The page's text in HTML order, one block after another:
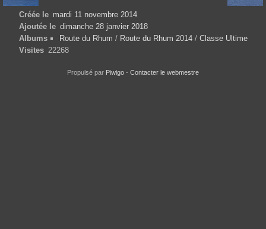
Créée le mardi 11 novembre 2014
Ajoutée le dimanche 28 janvier 2018
Albums
Route du Rhum / Route du Rhum 2014/ Classe Ultime
Visites 22268
Propulsé par Piwigo - Contacter le webmestre